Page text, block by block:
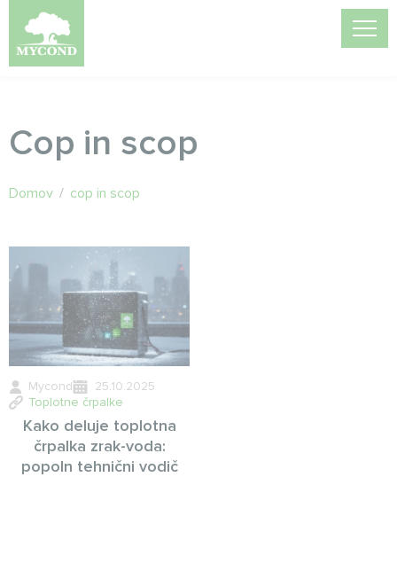
Cop in scop
Domov / cop in scop
Mycond
25.10.2025
Toplotne črpalke
Kako deluje toplotna
črpalka zrak-voda:
popoln tehnični vodič